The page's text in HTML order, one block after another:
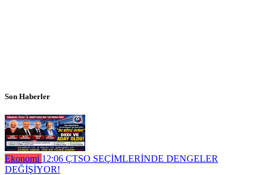
Son Haberler
Ekonomi 12:06 ÇTSO SEÇİMLERİNDE DENGELER
DEĞİŞİYOR!